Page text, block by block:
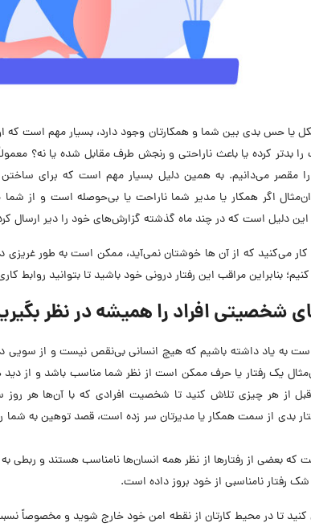
یا حس بدی بین شما و همکارتان وجود دارد، بسیار مهم است که
را بدتر کرده یا باعث ناراحتی و رنجش طرف مقابل شده یا نه؟
را مقصر می‌دانیم. به همین دلیل بسیار مهم است که برای
اگر همکار یا مدیر شما ناراحت یا بی‌حوصله است و از
دلیل است که در چند ماه گذشته گزارش‌های خود را دیر ارسال
کار می‌کنید که از آن ها خوشتان نمی‌آید، ممکن است به طور
بنابراین مراقب این رفتار درونی خود باشید تا بتوانید روابط
شخصیتی افراد را همیشه در نظر
به یاد داشته باشیم که هیچ انسانی بی‌نقص نیست و از سویی
یک رفتار یا حرف ممکن است از نظر شما مناسب باشد و از
از هر چیزی تلاش کنید تا شخصیت افرادی که با آن‌ها هر روز
بدی از سمت همکار یا مدیرتان سر زده است، قصد توهین به شما
که بعضی از رفتارها از نظر همه انسان‌ها نامناسب هستند و ربطی
شک رفتار نامناسبی از خود بروز داده است.
کنید تا در محیط کارتان از نقطه امن خود خارج شوید و مخصوصاً